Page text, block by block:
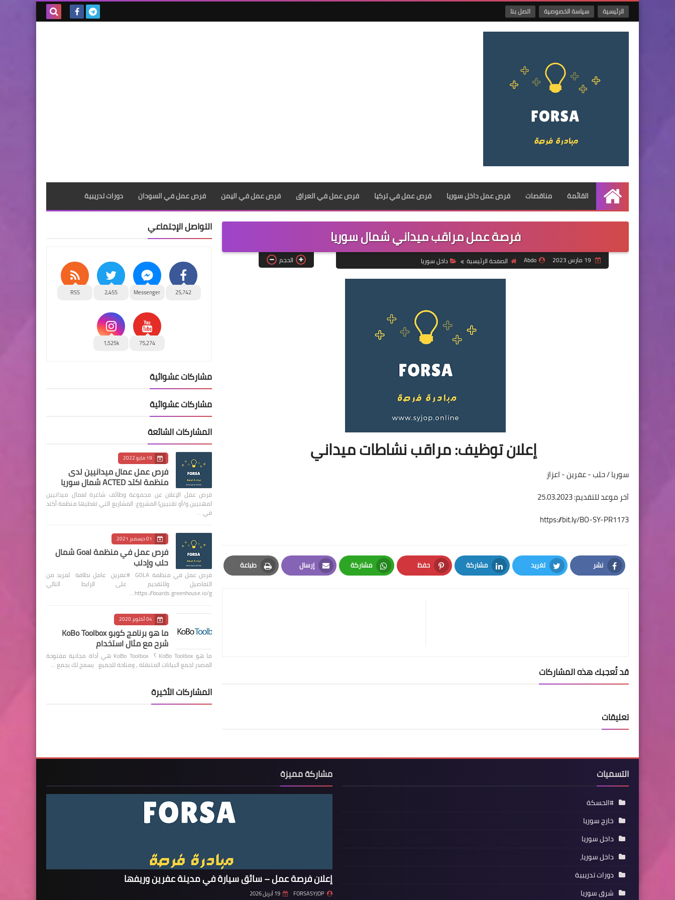
الرئيسية سياسة الخصوصية اتصل بنا
الرئيسية
القائمة مناقصات فرص عمل داخل سوريا فرص عمل في تركيا فرص عمل في العراق فرص عمل في اليمن فرص عمل في السودان دورات تدريبية
فرصة عمل مراقب ميداني شمال سوريا
Abdo الصفحة الرئيسية داخل سوريا الحجم
إعلان توظيف: مراقب نشاطات ميداني
سوريا / حلب - عفرين - اعزاز
آخر موعد للتقديم: 25.03.2023
https://bit.ly/BO-SY-PR1173
نشر
Facebook
تغريد
Twitter
مشاركة
LinkedIn
حفظ
Pinterest
مشاركة
Whatsapp
إرسال
Email
طباعة
Print
قد تُعجبك هذه المشاركات
تعليقات
التواصل الإجتماعي
25,742
Messenger
2,455
RSS
75,274
1,525k
مشاركات عشوائية
مشاركات عشوائية
المشاركات الشائعة
19 مايو 2022
فرص عمل عمال ميدانيين لدى
منظمة اكتد ACTED شمال سوريا
فرص عمل الإعلان عن مجموعة وظائف شاغرة لعمال ميدانيين
(مهنيين و/أو تقنيين) المشروع: المشاريع التي تغطيها منظمة أكتد
في …
01 ديسمبر 2021
فرص عمل في منظمة Goal شمال
حلب وإدلب
فرص عمل في منظمة GOLA #عفرين عامل نظافة لمزيد من
التفاصيل وللتقديم على الرابط التالي
https://boards.greenhouse.io/g…
04 أكتوبر 2020
ما هو برنامج كوبو KoBo Toolbox
شرح مع مثال استخدام
ما هو KoBo Toolbox ؟ KoBo Toolbox هي أداة مجانية مفتوحة
المصدر لجمع البيانات المتنقلة ، ومتاحة للجميع. يسمح لك بجمع …
المشاركات الأخيرة
التسميات
#الحسكة
خارج سوريا
داخل سوريا
داخل سوريا،
دورات تدريبية
شرق سوريا
مشاركة مميزة
إعلان فرصة عمل – سائق سيارة في مدينة عفرين وريفها
FORSASYJOP 19 أبريل 2026